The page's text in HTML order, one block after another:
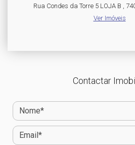
Rua Condes da Torre 5 LOJA B ,
Ver Imóveis
Contactar